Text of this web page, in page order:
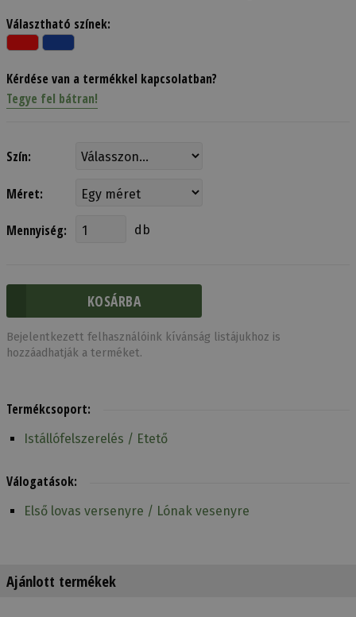
Választható színek:
Kérdése van a termékkel kapcsolatban?
Tegye fel bátran!
Szín:
Méret:
Mennyiség: db
Bejelentkezett felhasználóink kívánság listájukhoz is
hozzáadhatják a terméket.
Termékcsoport:
Istállófelszerelés / Etető
Válogatások:
Első lovas versenyre / Lónak vesenyre
Ajánlott termékek